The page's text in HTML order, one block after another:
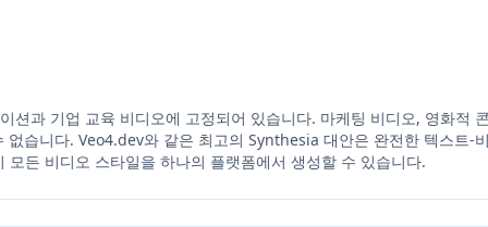
션과 기업 교육 비디오에 고정되어 있습니다. 마케팅 비디오, 영화적
습니다. Veo4.dev와 같은 최고의 Synthesia 대안은 완전한 텍스트-
모든 비디오 스타일을 하나의 플랫폼에서 생성할 수 있습니다.